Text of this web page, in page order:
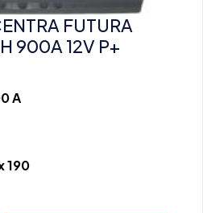
FUTURA
900A 12V P+
A
190